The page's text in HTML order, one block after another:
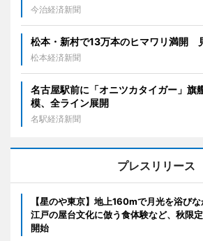
今治経済新聞
松本・新村で13万本のヒマワリ満開
松本経済新聞
名古屋駅前に「オニツカタイガー」
模、全ライン展開
名駅経済新聞
プレスリリース
【星のや東京】地上160mで月光を浴びな
江戸の屋台文化に倣う食体験など、秋限
開始